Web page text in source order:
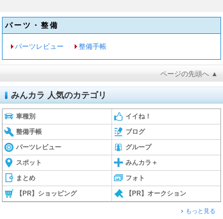
パーツ・整備
パーツレビュー 整備手帳
ページの先頭へ ▲
みんカラ 人気のカテゴリ
車種別 イイね！
整備手帳 ブログ
パーツレビュー グループ
スポット みんカラ＋
まとめ フォト
【PR】ショッピング 【PR】オークション
もっと見る